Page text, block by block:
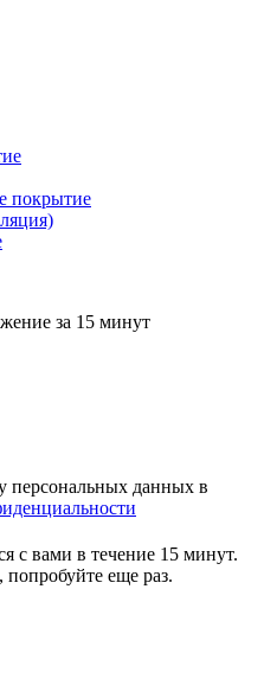
покрытие
за 15 минут
персональных данных в
с вами в течение 15 минут.
еще раз.